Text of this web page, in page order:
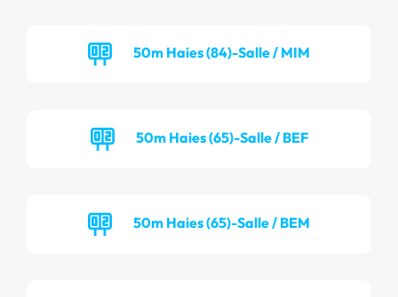
50m Haies (84)-Salle / MIM
50m Haies (65)-Salle / BEF
50m Haies (65)-Salle / BEM